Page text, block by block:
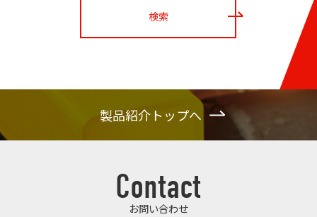
検索
製品紹介トップへ
Contact
お問い合わせ